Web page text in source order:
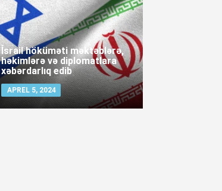
İsrail höküməti məktəblərə,
həkimlərə və diplomatlara
xəbərdarlıq edib
APREL 5, 2024